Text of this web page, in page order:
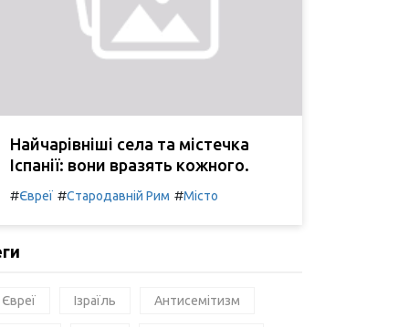
Найчарівніші села та містечка
Іспанії: вони вразять кожного.
#Євреї #Стародавній Рим #Місто
Євреї Ізраїль Антисемітизм